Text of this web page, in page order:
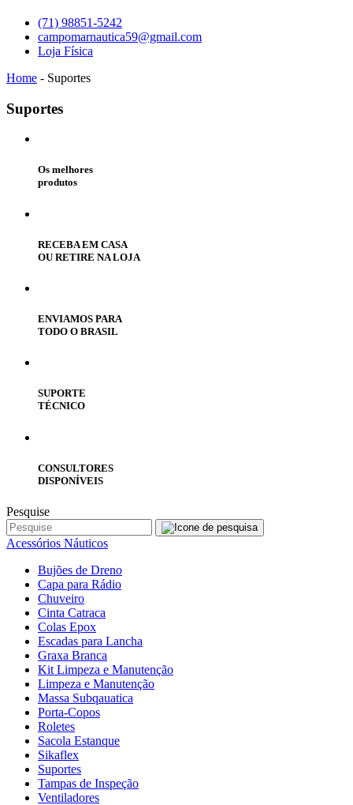
(71) 98851-5242
campomarnautica59@gmail.com
Loja Física
Home - Suportes
Suportes
Os melhores
produtos
RECEBA EM CASA
OU RETIRE NA LOJA
ENVIAMOS PARA
TODO O BRASIL
SUPORTE
TÉCNICO
CONSULTORES
DISPONÍVEIS
Pesquise
Acessórios Náuticos
Bujões de Dreno
Capa para Rádio
Chuveiro
Cinta Catraca
Colas Epox
Escadas para Lancha
Graxa Branca
Kit Limpeza e Manutenção
Limpeza e Manutenção
Massa Subqauatica
Porta-Copos
Roletes
Sacola Estanque
Sikaflex
Suportes
Tampas de Inspeção
Ventiladores